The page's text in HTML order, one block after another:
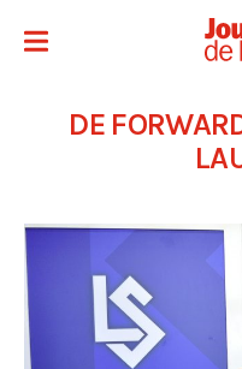
DE